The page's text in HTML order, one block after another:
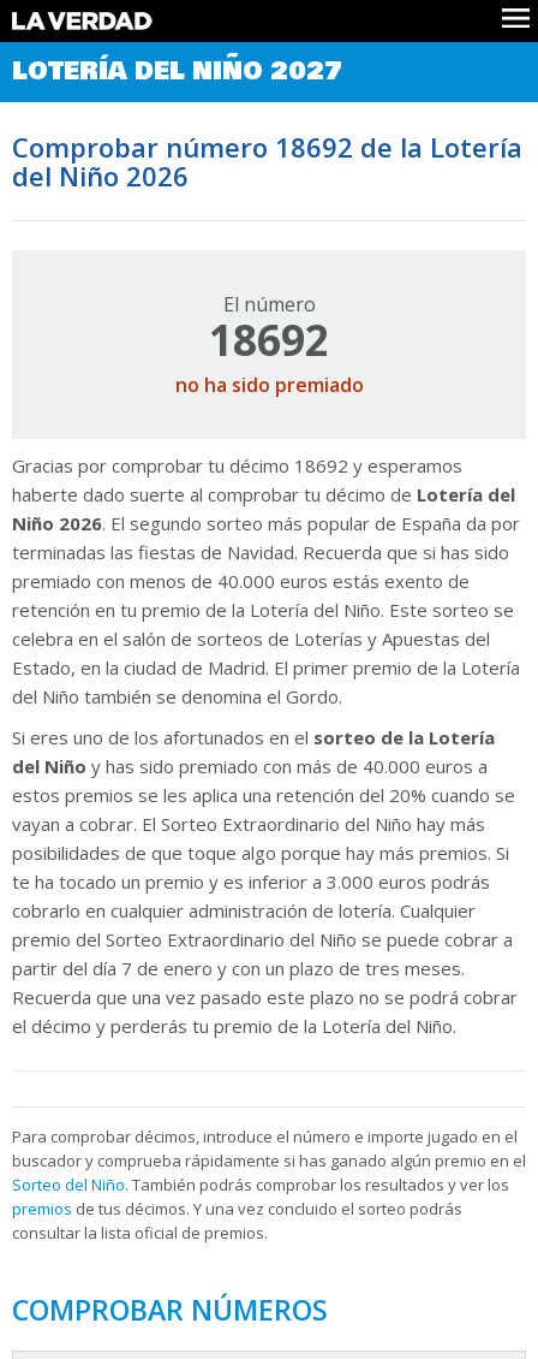
Comprobar Loteria del Niño
Premios
Noticias
Datos
Historia
LOTERÍA DEL NIÑO 2027
Comprobar número 18692 de la Lotería
del Niño 2026
El número
18692
no ha sido premiado
Gracias por comprobar tu décimo 18692 y esperamos
haberte dado suerte al comprobar tu décimo de Lotería del
Niño 2026. El segundo sorteo más popular de España da por
terminadas las fiestas de Navidad. Recuerda que si has sido
premiado con menos de 40.000 euros estás exento de
retención en tu premio de la Lotería del Niño. Este sorteo se
celebra en el salón de sorteos de Loterías y Apuestas del
Estado, en la ciudad de Madrid. El primer premio de la Lotería
del Niño también se denomina el Gordo.
Si eres uno de los afortunados en el sorteo de la Lotería
del Niño y has sido premiado con más de 40.000 euros a
estos premios se les aplica una retención del 20% cuando se
vayan a cobrar. El Sorteo Extraordinario del Niño hay más
posibilidades de que toque algo porque hay más premios. Si
te ha tocado un premio y es inferior a 3.000 euros podrás
cobrarlo en cualquier administración de lotería. Cualquier
premio del Sorteo Extraordinario del Niño se puede cobrar a
partir del día 7 de enero y con un plazo de tres meses.
Recuerda que una vez pasado este plazo no se podrá cobrar
el décimo y perderás tu premio de la Lotería del Niño.
Para comprobar décimos, introduce el número e importe jugado en el
buscador y comprueba rápidamente si has ganado algún premio en el
Sorteo del Niño. También podrás comprobar los resultados y ver los
premios de tus décimos. Y una vez concluido el sorteo podrás
consultar la lista oficial de premios.
COMPROBAR NÚMEROS